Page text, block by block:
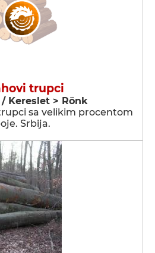
trupci
Kereslet > Rönk
sa velikim procentom
Srbija.